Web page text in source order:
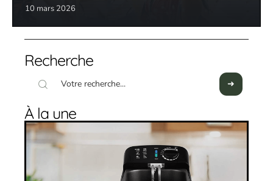
10 mars 2026
Recherche
À la une